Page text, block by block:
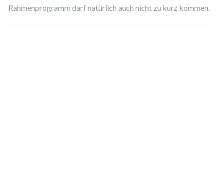
Rahmenprogramm darf natürlich auch nicht zu kurz kommen.